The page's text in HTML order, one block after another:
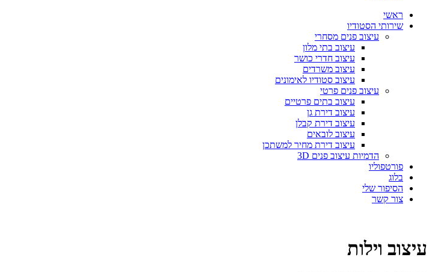
ראשי
שירותי הסטודיו
עיצוב פנים מסחרי
עיצוב בתי מלון
עיצוב חדרי כושר
עיצוב משרדים
עיצוב סטודיו לאימונים
עיצוב פנים פרטי
עיצוב בתים פרטיים
עיצוב דירת גן
עיצוב דירת קבלן
עיצוב לובאים
עיצוב דירת מחיר למשתכן
הדמיות עיצוב פנים 3D
פורטפוליו
בלוג
הסיפור שלי
צור קשר
עיצוב וילות